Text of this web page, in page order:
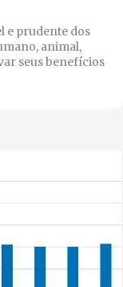
e prudente dos
animal,
seus benefícios